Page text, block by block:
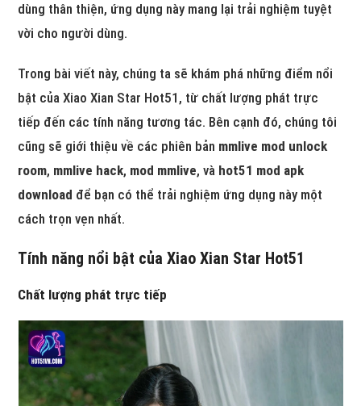
dùng thân thiện, ứng dụng này mang lại trải nghiệm tuyệt
vời cho người dùng.
Trong bài viết này, chúng ta sẽ khám phá những điểm nổi
bật của Xiao Xian Star Hot51, từ chất lượng phát trực
tiếp đến các tính năng tương tác. Bên cạnh đó, chúng tôi
cũng sẽ giới thiệu về các phiên bản mmlive mod unlock
room, mmlive hack, mod mmlive, và hot51 mod apk
download để bạn có thể trải nghiệm ứng dụng này một
cách trọn vẹn nhất.
Tính năng nổi bật của Xiao Xian Star Hot51
Chất lượng phát trực tiếp